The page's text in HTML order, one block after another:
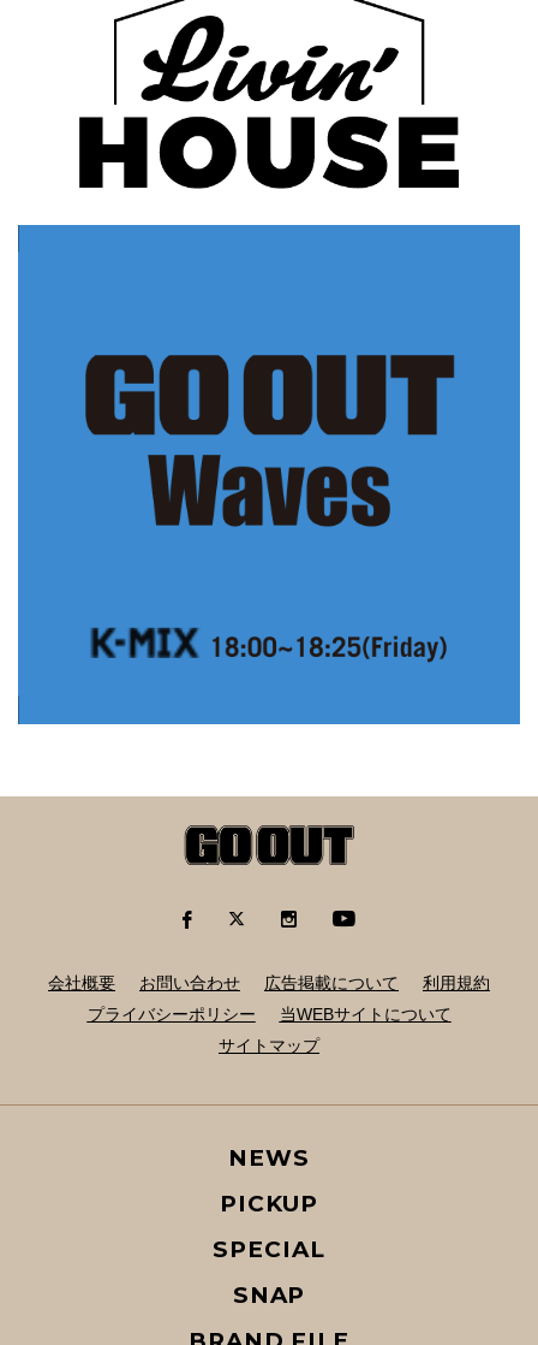
会社概要 お問い合わせ 広告掲載について
利用規約
プライバシーポリシー
当WEBサイトについて
サイトマップ
NEWS
PICKUP
SPECIAL
SNAP